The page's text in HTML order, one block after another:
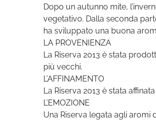
Dopo un autunno mite,
vegetativo. Dalla seconda
ha sviluppato una buona
LA PROVENIENZA
La Riserva 2013 è stata
più vecchi.
L’AFFINAMENTO
La Riserva 2013 è stata
L’EMOZIONE
Una Riserva legata agli aromi